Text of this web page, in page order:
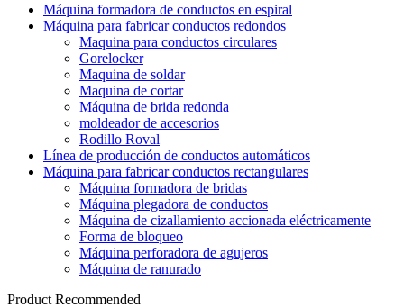
Máquina formadora de conductos en espiral
Máquina para fabricar conductos redondos
Maquina para conductos circulares
Gorelocker
Maquina de soldar
Maquina de cortar
Máquina de brida redonda
moldeador de accesorios
Rodillo Roval
Línea de producción de conductos automáticos
Máquina para fabricar conductos rectangulares
Máquina formadora de bridas
Máquina plegadora de conductos
Máquina de cizallamiento accionada eléctricamente
Forma de bloqueo
Máquina perforadora de agujeros
Máquina de ranurado
Product Recommended